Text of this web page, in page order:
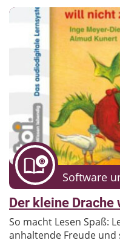
Software
Der kleine
So macht Lesen Spaß:
anhaltende Freude und